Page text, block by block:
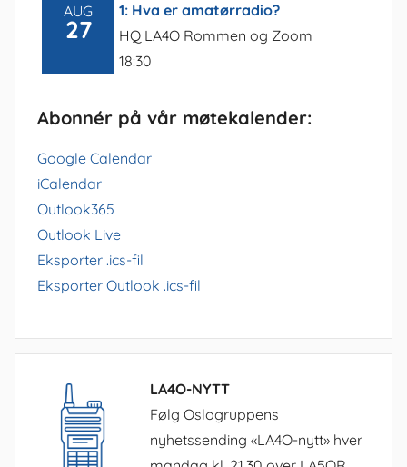
AUG
27
1: Hva er amatørradio?
HQ LA4O Rommen og Zoom
18:30
Abonnér på vår møtekalender:
Google Calendar
iCalendar
Outlook365
Outlook Live
Eksporter .ics-fil
Eksporter Outlook .ics-fil
LA4O-NYTT
Følg Oslogruppens
nyhetssending «LA4O-nytt» hver